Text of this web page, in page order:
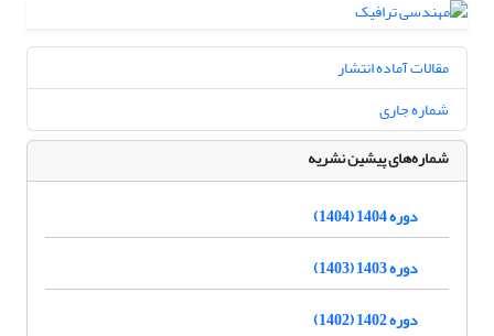
مقالات آماده انتشار
شماره جاری
شماره‌های پیشین نشریه
دوره 1404 (1404)
دوره 1403 (1403)
دوره 1402 (1402)